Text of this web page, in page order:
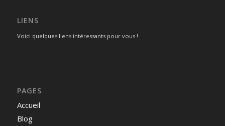
LIENS
Voici quelques liens intéressants pour vous !
PAGES
Accueil
Blog